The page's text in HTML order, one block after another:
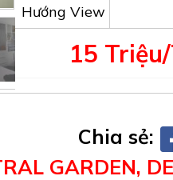
Hướng View
15
Chia sẻ:
GARDEN,